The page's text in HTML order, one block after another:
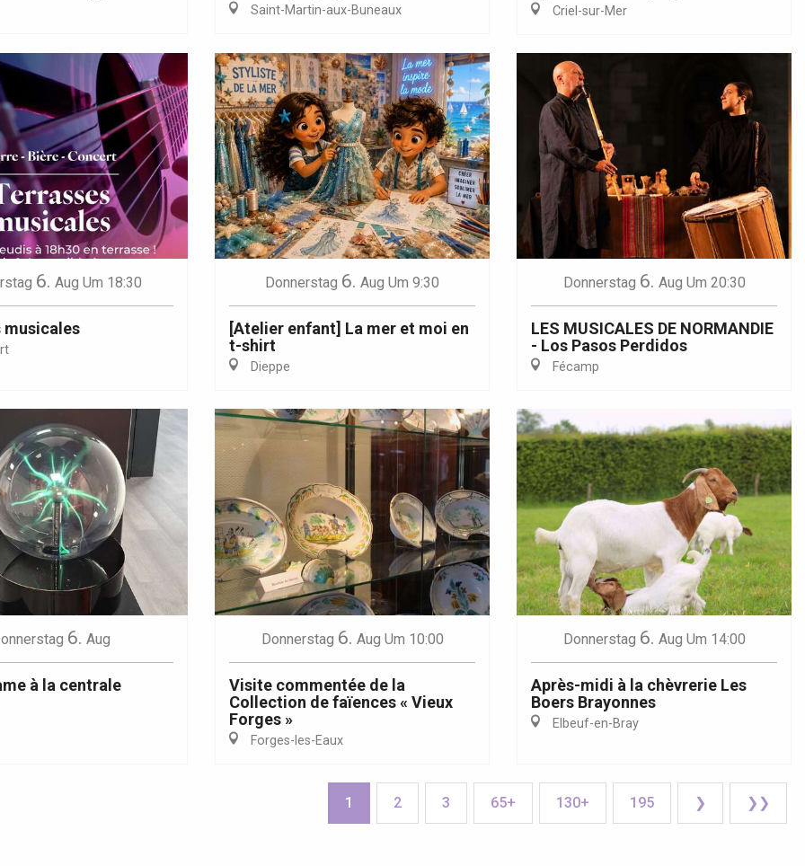
Saint-Martin-aux-Buneaux Criel-sur-Mer
6. Aug Um 18:30
musicales
Donnerstag 6. Aug Um 9:30
[Atelier enfant] La mer et moi en
t-shirt
Dieppe
Donnerstag 6. Aug Um 20:30
LES MUSICALES DE NORMANDIE
- Los Pasos Perdidos
Fécamp
6. Aug
à la centrale
Donnerstag 6. Aug Um 10:00
Visite commentée de la
Collection de faïences « Vieux
Forges »
Forges-les-Eaux
Donnerstag 6. Aug Um 14:00
Après-midi à la chèvrerie Les
Boers Brayonnes
Elbeuf-en-Bray
1 2 3 65+ 130+ 195 ❯ ❯❯